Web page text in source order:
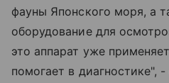
фауны Японского моря, а
оборудование для
это аппарат уже
помогает в диагностике",